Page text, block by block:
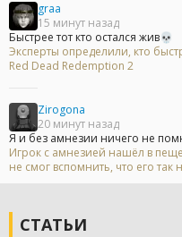
graa
15 минут назад
Быстрее тот кто остался жив💀
Эксперты определили, кто
Red Dead Redemption 2
Zirogona
20 минут назад
Я и без амнезии ничего не
Игрок с амнезией нашёл в
не смог вспомнить, что его так
СТАТЬИ